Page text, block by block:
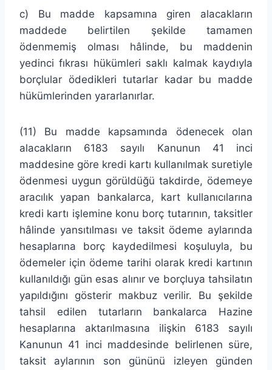
c) Bu madde kapsamına giren alacakların
maddede belirtilen şekilde tamamen
ödenmemiş olması hâlinde, bu maddenin
yedinci fıkrası hükümleri saklı kalmak kaydıyla
borçlular ödedikleri tutarlar kadar bu madde
hükümlerinden yararlanırlar.
(11) Bu madde kapsamında ödenecek olan
alacakların 6183 sayılı Kanunun 41 inci
maddesine göre kredi kartı kullanılmak suretiyle
ödenmesi uygun görüldüğü takdirde, ödemeye
aracılık yapan bankalarca, kart kullanıcılarına
kredi kartı işlemine konu borç tutarının, taksitler
hâlinde yansıtılması ve taksit ödeme aylarında
hesaplarına borç kaydedilmesi koşuluyla, bu
ödemeler için ödeme tarihi olarak kredi kartının
kullanıldığı gün esas alınır ve borçluya tahsilatın
yapıldığını gösterir makbuz verilir. Bu şekilde
tahsil edilen tutarların bankalarca Hazine
hesaplarına aktarılmasına ilişkin 6183 sayılı
Kanunun 41 inci maddesinde belirlenen süre,
taksit aylarının son gününü izleyen günden